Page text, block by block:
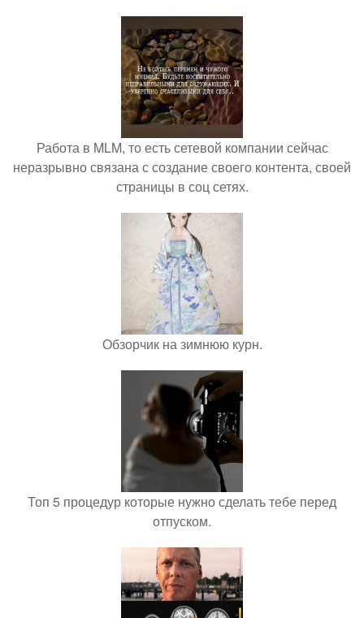
Работа в MLM, то есть сетевой компании сейчас
неразрывно связана с создание своего контента, своей
страницы в соц сетях.
Обзорчик на зимнюю курн.
Топ 5 процедур которые нужно сделать тебе перед
отпуском.